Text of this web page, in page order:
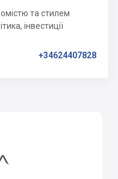
та стилем
інвестиції
+34624407828